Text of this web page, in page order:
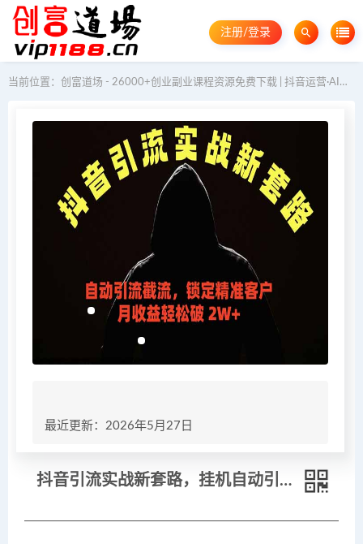
注册/登录
当前位置： 创富道场 - 26000+创业副业课程资源免费下载 | 抖音运营·AI教程·GEO优化
最近更新：2026年5月27日
抖音引流实战新套路，挂机自动引流截流精准锁定客户，月收益破 2W+